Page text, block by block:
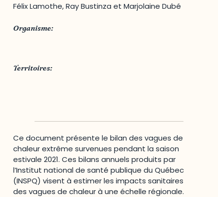
Félix Lamothe, Ray Bustinza et Marjolaine Dubé
Organisme:
Territoires:
Ce document présente le bilan des vagues de
chaleur extrême survenues pendant la saison
estivale 2021. Ces bilans annuels produits par
l’Institut national de santé publique du Québec
(INSPQ) visent à estimer les impacts sanitaires
des vagues de chaleur à une échelle régionale.